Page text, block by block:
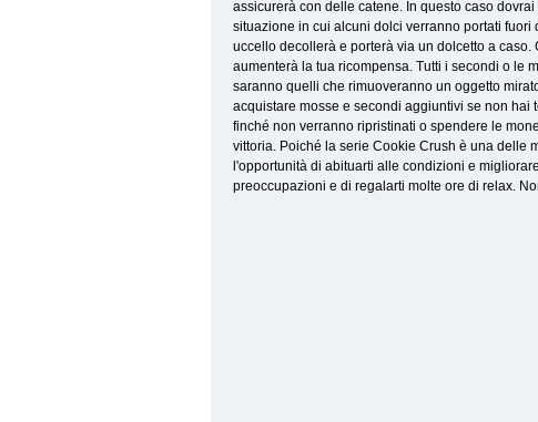
assicurerà con delle catene. In questo caso
situazione in cui alcuni dolci verranno portati
uccello decollerà e porterà via un dolcetto a
aumenterà la tua ricompensa. Tutti i secondi o le
saranno quelli che rimuoveranno un oggetto
acquistare mosse e secondi aggiuntivi se non hai
finché non verranno ripristinati o spendere le
vittoria. Poiché la serie Cookie Crush è una delle
l'opportunità di abituarti alle condizioni e
preoccupazioni e di regalarti molte ore di relax.